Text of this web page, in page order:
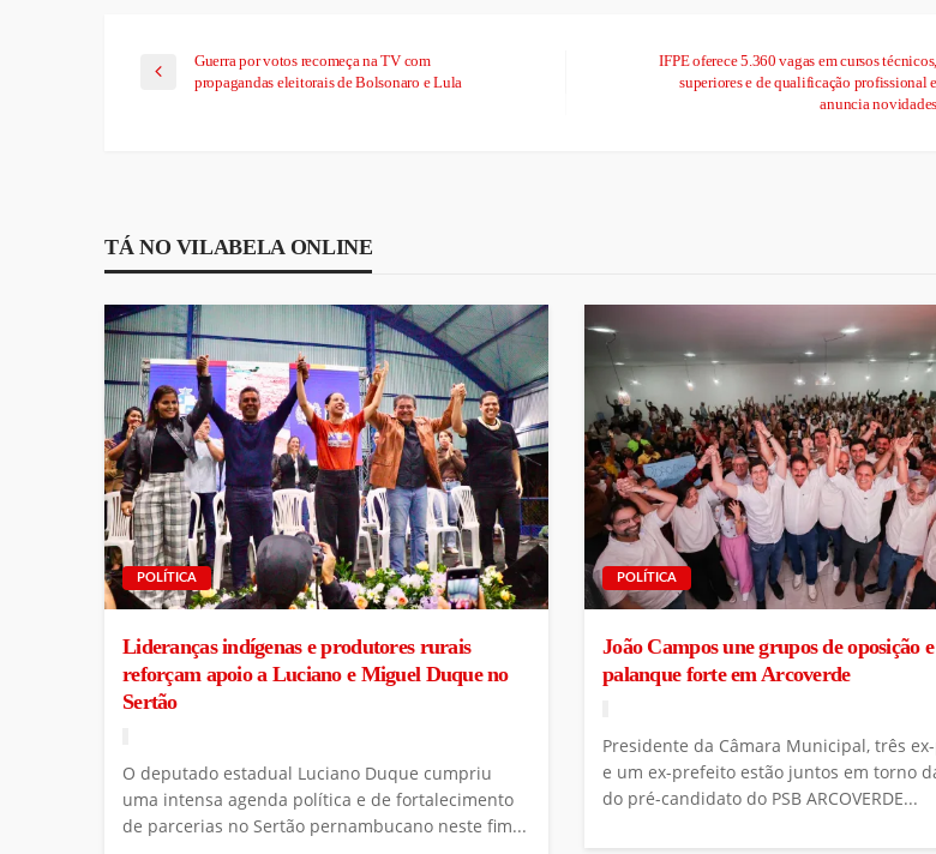
Guerra por votos recomeça na TV com
propagandas eleitorais de Bolsonaro e Lula
IFPE oferece 5.360 vagas em cursos técnicos,
superiores e de qualificação profissional e
anuncia novidades
TÁ NO VILABELA ONLINE
POLÍTICA
Lideranças indígenas e produtores rurais
reforçam apoio a Luciano e Miguel Duque no
Sertão
O deputado estadual Luciano Duque cumpriu
uma intensa agenda política e de fortalecimento
de parcerias no Sertão pernambucano neste fim...
POLÍTICA
João Campos une grupos de oposição
palanque forte em Arcoverde
Presidente da Câmara Municipal, três
e um ex-prefeito estão juntos em torno
do pré-candidato do PSB ARCOVERDE...